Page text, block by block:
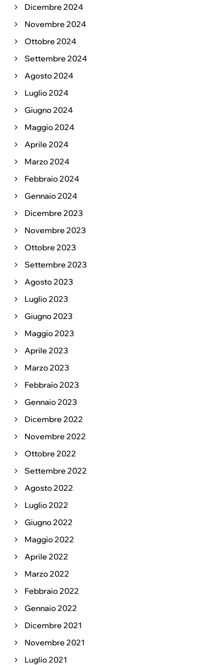
Dicembre 2024
Novembre 2024
Ottobre 2024
Settembre 2024
Agosto 2024
Luglio 2024
Giugno 2024
Maggio 2024
Aprile 2024
Marzo 2024
Febbraio 2024
Gennaio 2024
Dicembre 2023
Novembre 2023
Ottobre 2023
Settembre 2023
Agosto 2023
Luglio 2023
Giugno 2023
Maggio 2023
Aprile 2023
Marzo 2023
Febbraio 2023
Gennaio 2023
Dicembre 2022
Novembre 2022
Ottobre 2022
Settembre 2022
Agosto 2022
Luglio 2022
Giugno 2022
Maggio 2022
Aprile 2022
Marzo 2022
Febbraio 2022
Gennaio 2022
Dicembre 2021
Novembre 2021
Luglio 2021